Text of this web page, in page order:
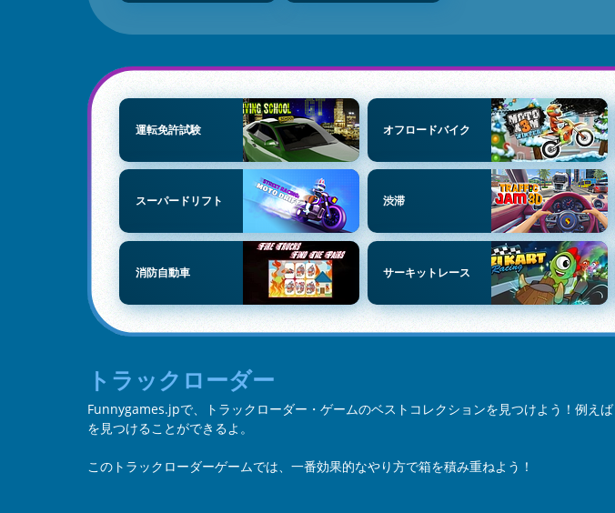
運転免許試験 オフロードバイク
スーパードリフト 渋滞
消防自動車 サーキットレース
トラックローダー
Funnygames.jpで、トラックローダー・ゲームのベストコレクションを見つけよう！例えば
を見つけることができるよ。
このトラックローダーゲームでは、一番効果的なやり方で箱を積み重ねよう！